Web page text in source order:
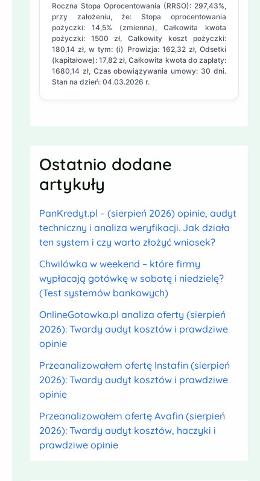
Roczna Stopa Oprocentowania (RRSO): 297,43%,
przy założeniu, że: Stopa oprocentowania
pożyczki: 14,5% (zmienna), Całkowita kwota
pożyczki: 1500 zł, Całkowity koszt pożyczki:
180,14 zł, w tym: (i) Prowizja: 162,32 zł, Odsetki
(kapitałowe): 17,82 zł, Całkowita kwota do zapłaty:
1680,14 zł, Czas obowiązywania umowy: 30 dni.
Stan na dzień: 04.03.2026 r.
Ostatnio dodane
artykuły
PanKredyt.pl – (sierpień 2026) opinie, audyt
techniczny i analiza weryfikacji. Jak działa
ten system i czy warto złożyć wniosek?
Chwilówka w weekend – które firmy
wypłacają gotówkę w sobotę i niedzielę?
(Test systemów bankowych)
OnlineGotowka.pl analiza oferty (sierpień
2026): Twardy audyt kosztów i prawdziwe
opinie
Przeanalizowałem ofertę Instafin (sierpień
2026): Twardy audyt kosztów i prawdziwe
opinie
Przeanalizowałem ofertę Avafin (sierpień
2026): Twardy audyt kosztów, haczyki i
prawdziwe opinie